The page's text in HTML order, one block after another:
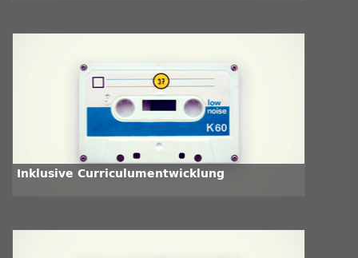
Inklusive Curriculumentwicklung